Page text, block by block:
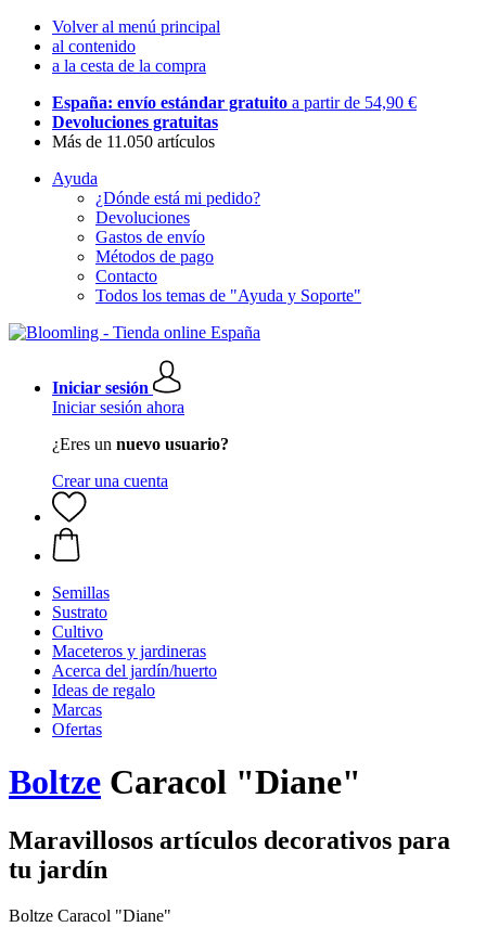
Volver al menú principal
al contenido
a la cesta de la compra
España: envío estándar gratuito a partir de 54,90 €
Devoluciones gratuitas
Más de 11.050 artículos
Ayuda
¿Dónde está mi pedido?
Devoluciones
Gastos de envío
Métodos de pago
Contacto
Todos los temas de "Ayuda y Soporte"
Iniciar sesión
Iniciar sesión ahora
¿Eres un nuevo usuario?
Crear una cuenta
Semillas
Sustrato
Cultivo
Maceteros y jardineras
Acerca del jardín/huerto
Ideas de regalo
Marcas
Ofertas
Boltze Caracol "Diane"
Maravillosos artículos decorativos para
tu jardín
Boltze Caracol "Diane"